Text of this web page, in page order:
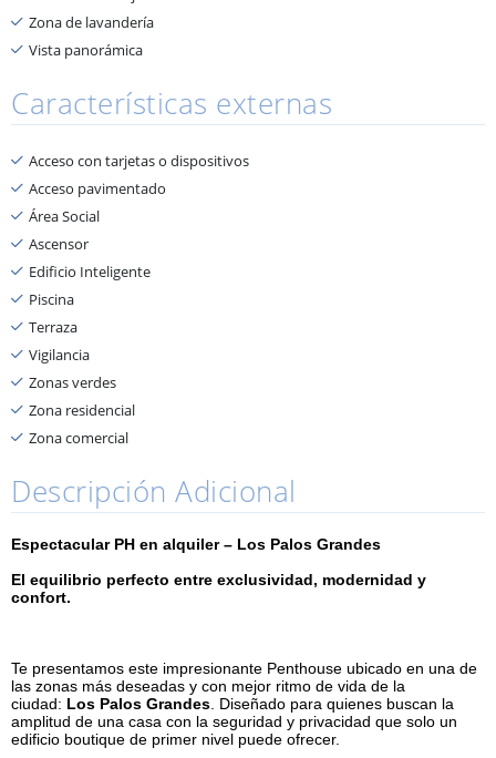
Zona de lavandería
Vista panorámica
Características externas
Acceso con tarjetas o dispositivos
Acceso pavimentado
Área Social
Ascensor
Edificio Inteligente
Piscina
Terraza
Vigilancia
Zonas verdes
Zona residencial
Zona comercial
Descripción Adicional
Espectacular PH en alquiler – Los Palos Grandes
El equilibrio perfecto entre exclusividad, modernidad y
confort.
Te presentamos este impresionante Penthouse ubicado en una de
las zonas más deseadas y con mejor ritmo de vida de la
ciudad: Los Palos Grandes . Diseñado para quienes buscan la
amplitud de una casa con la seguridad y privacidad que solo un
edificio boutique de primer nivel puede ofrecer.